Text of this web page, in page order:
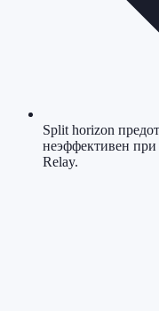
Split horizon
неэффективен при
Relay.